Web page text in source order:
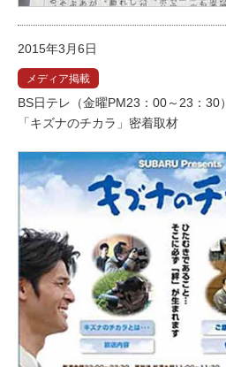
2015年3月6日
メディア掲載
BS日テレ（金曜PM23：00～23：30）
「キズナのチカラ」密着取材